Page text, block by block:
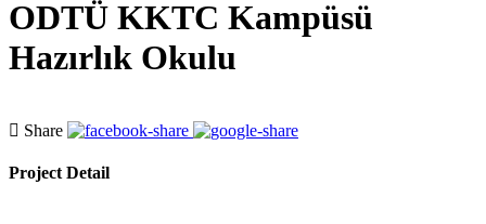
ODTÜ KKTC Kampüsü
Hazırlık Okulu
Share
Project Detail